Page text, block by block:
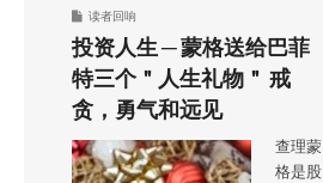
读者回响
投资人生 ─ 蒙格送给巴菲
特三个＂人生礼物＂ 戒
贪，勇气和远见
查理蒙
格是股